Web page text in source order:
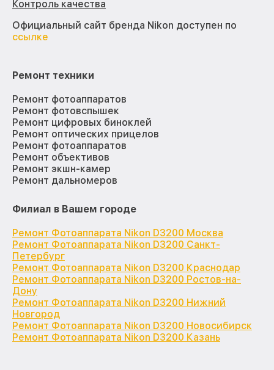
Контроль качества
Официальный сайт бренда Nikon доступен по
ссылке
Ремонт техники
Ремонт фотоаппаратов
Ремонт фотовспышек
Ремонт цифровых биноклей
Ремонт оптических прицелов
Ремонт фотоаппаратов
Ремонт объективов
Ремонт экшн-камер
Ремонт дальномеров
Филиал в Вашем городе
Ремонт Фотоаппарата Nikon D3200 Москва
Ремонт Фотоаппарата Nikon D3200 Санкт-
Петербург
Ремонт Фотоаппарата Nikon D3200 Краснодар
Ремонт Фотоаппарата Nikon D3200 Ростов-на-
Дону
Ремонт Фотоаппарата Nikon D3200 Нижний
Новгород
Ремонт Фотоаппарата Nikon D3200 Новосибирск
Ремонт Фотоаппарата Nikon D3200 Казань